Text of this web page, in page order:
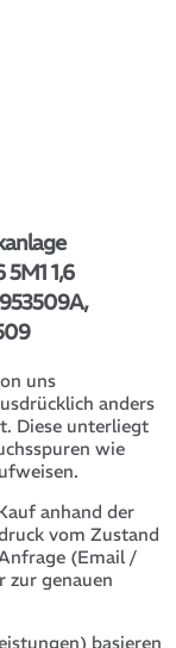
1,6
uns
anders
Diese unterliegt
wie
anhand der
vom Zustand
(Email /
zur genauen
basieren